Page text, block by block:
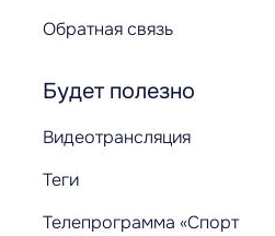
Обратная связь
Будет полезно
Видеотрансляция
Теги
Телепрограмма «Спорт